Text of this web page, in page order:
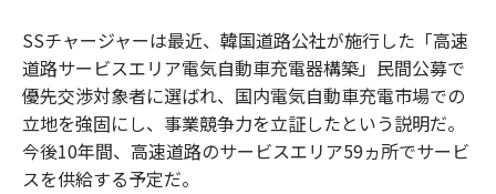
SSチャージャーは最近、韓国道路公社が施行した「高速
道路サービスエリア電気自動車充電器構築」民間公募で
優先交渉対象者に選ばれ、国内電気自動車充電市場での
立地を強固にし、事業競争力を立証したという説明だ。
今後10年間、高速道路のサービスエリア59ヵ所でサービ
スを供給する予定だ。